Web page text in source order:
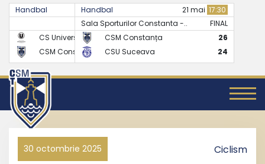
Handbal
FINAL
CS Universitatea Cluj
24
CSM Constanța
27
Handbal 21 mai 17:30
Sala Sporturilor Constanta -..
FINAL
CSM Constanța
26
CSU Suceava
24
30 octombrie 2025 Ciclism